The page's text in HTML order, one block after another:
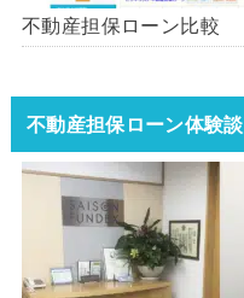
不動産担保ローン比較
不動産担保ローン体験談